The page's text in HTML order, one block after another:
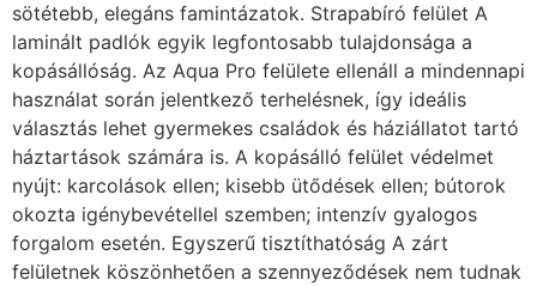
sötétebb, elegáns famintázatok. Strapabíró felület A
laminált padlók egyik legfontosabb tulajdonsága a
kopásállóság. Az Aqua Pro felülete ellenáll a mindennapi
használat során jelentkező terhelésnek, így ideális
választás lehet gyermekes családok és háziállatot tartó
háztartások számára is. A kopásálló felület védelmet
nyújt: karcolások ellen; kisebb ütődések ellen; bútorok
okozta igénybevétellel szemben; intenzív gyalogos
forgalom esetén. Egyszerű tisztíthatóság A zárt
felületnek köszönhetően a szennyeződések nem tudnak